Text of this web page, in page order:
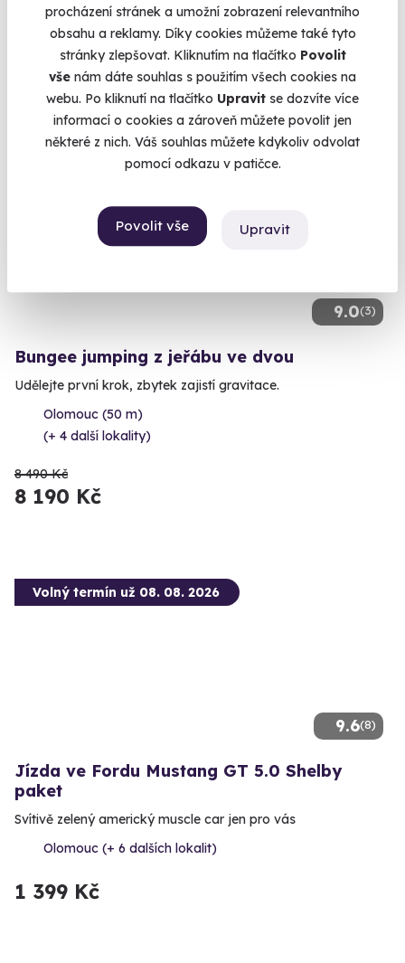
procházení stránek a umožní zobrazení relevantního
obsahu a reklamy. Díky cookies můžeme také tyto
stránky zlepšovat. Kliknutím na tlačítko Povolit
vše nám dáte souhlas s použitím všech cookies na
webu. Po kliknutí na tlačítko Upravit se dozvíte více
informací o cookies a zároveň můžete povolit jen
některé z nich. Váš souhlas můžete kdykoliv odvolat
pomocí odkazu v patičce.
Povolit vše Upravit
Vyzkoušejte si sílu železa, ohně i vlastních rukou.
Křelov-Břuchotín (Olomouc)
2 490 Kč
9.0(3)
Bungee jumping z jeřábu ve dvou
Udělejte první krok, zbytek zajistí gravitace.
Olomouc (50 m)
(+ 4 další lokality)
8 490 Kč
8 190 Kč
9.6(8)
Volný termín už 08. 08. 2026
Jízda ve Fordu Mustang GT 5.0 Shelby
paket
Svítivě zelený americký muscle car jen pro vás
Olomouc (+ 6 dalších lokalit)
1 399 Kč